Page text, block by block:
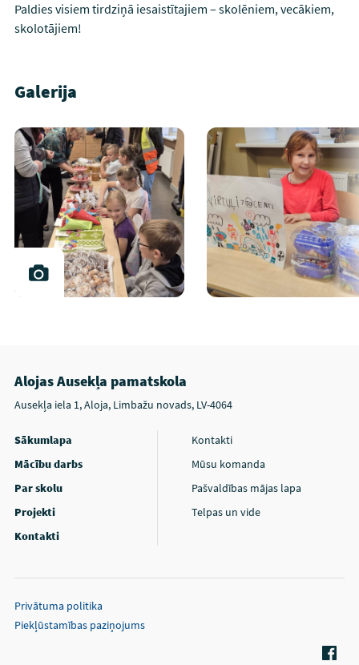
Paldies visiem tirdziņā iesaistītajiem – skolēniem, vecākiem,
skolotājiem!
Galerija
Alojas Ausekļa pamatskola
Ausekļa iela 1, Aloja, Limbažu novads, LV-4064
Sākumlapa
Mācību darbs
Par skolu
Projekti
Kontakti
Kontakti
Mūsu komanda
Pašvaldības mājas lapa
Telpas un vide
Privātuma politika
Piekļūstamības paziņojums